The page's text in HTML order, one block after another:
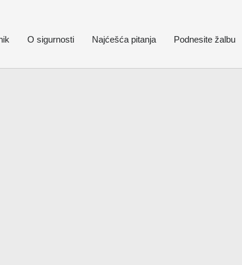
O sigurnosti Najćešća pitanja Podnesite žalbu